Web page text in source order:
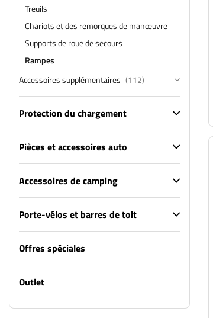
Treuils
Chariots et des remorques de manœuvre
Supports de roue de secours
Rampes
Accessoires supplémentaires (112)
Protection du chargement
Pièces et accessoires auto
Accessoires de camping
Porte-vélos et barres de toit
Offres spéciales
Outlet